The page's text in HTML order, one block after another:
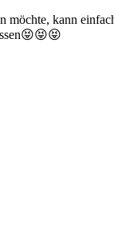
möchte, kann